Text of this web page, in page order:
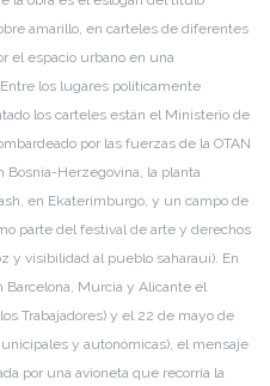
amarillo, en carteles de diferentes
el espacio urbano en una
los lugares políticamente
los carteles están el Ministerio de
por las fuerzas de la OTAN
Herzegovina, la planta
en Ekaterimburgo, y un campo de
parte del festival de arte y derechos
y visibilidad al pueblo saharaui). En
Barcelona, Murcia y Alicante el
Trabajadores) y el 22 de mayo de
y autonómicas), el mensaje
por una avioneta que recorría la